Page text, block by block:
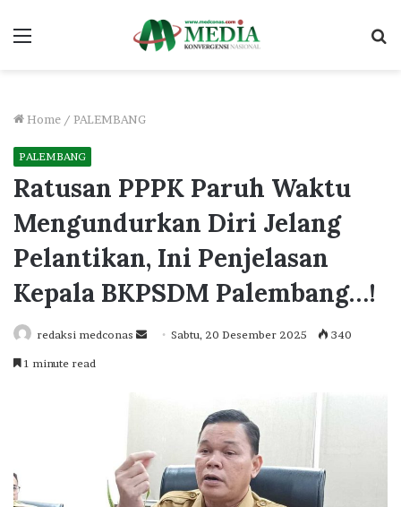
Menu
Home / PALEMBANG
PALEMBANG
Ratusan PPPK Paruh Waktu
Mengundurkan Diri Jelang
Pelantikan, Ini Penjelasan
Kepala BKPSDM Palembang…!
redaksi medconas
Send Sabtu, 20 Desember 2025 340
1 minute read